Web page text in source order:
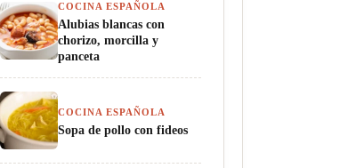
COCINA ESPAÑOLA
Alubias blancas con
chorizo, morcilla y
panceta
COCINA ESPAÑOLA
Sopa de pollo con fideos